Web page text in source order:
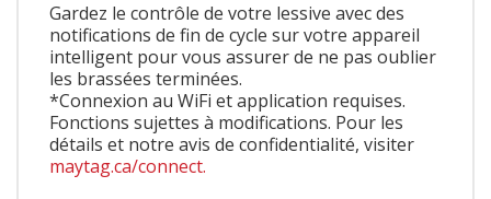
Gardez le contrôle de votre lessive avec des
notifications de fin de cycle sur votre appareil
intelligent pour vous assurer de ne pas oublier
les brassées terminées.
*Connexion au WiFi et application requises.
Fonctions sujettes à modifications. Pour les
détails et notre avis de confidentialité, visiter
maytag.ca/connect.